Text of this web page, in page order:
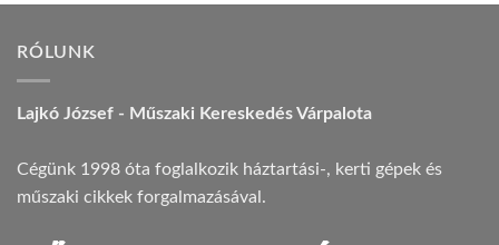
RÓLUNK
Lajkó József - Műszaki Kereskedés Várpalota
Cégünk 1998 óta foglalkozik háztartási-, kerti gépek és
műszaki cikkek forgalmazásával.